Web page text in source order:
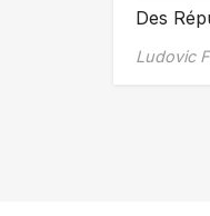
Des
Ludovic